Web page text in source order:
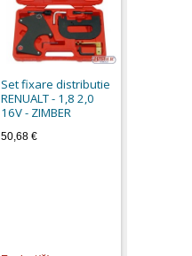
Set fixare distributie
RENUALT - 1,8 2,0
16V - ZIMBER
50,68 €